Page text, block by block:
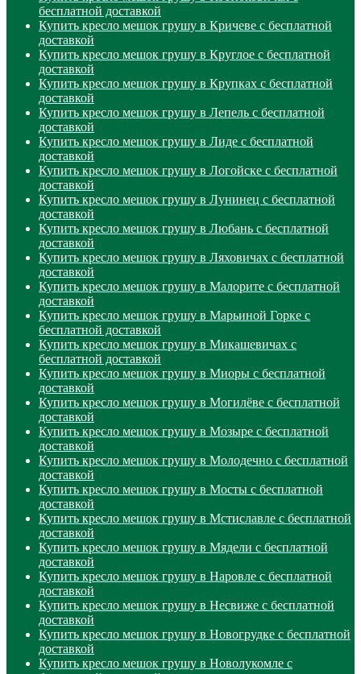
бесплатной доставкой
Купить кресло мешок грушу в Кричеве с бесплатной
доставкой
Купить кресло мешок грушу в Круглое с бесплатной
доставкой
Купить кресло мешок грушу в Крупках с бесплатной
доставкой
Купить кресло мешок грушу в Лепель с бесплатной
доставкой
Купить кресло мешок грушу в Лиде с бесплатной
доставкой
Купить кресло мешок грушу в Логойске с бесплатной
доставкой
Купить кресло мешок грушу в Лунинец с бесплатной
доставкой
Купить кресло мешок грушу в Любань с бесплатной
доставкой
Купить кресло мешок грушу в Ляховичах с бесплатной
доставкой
Купить кресло мешок грушу в Малорите с бесплатной
доставкой
Купить кресло мешок грушу в Марьиной Горке с
бесплатной доставкой
Купить кресло мешок грушу в Микашевичах с
бесплатной доставкой
Купить кресло мешок грушу в Миоры с бесплатной
доставкой
Купить кресло мешок грушу в Могилёве с бесплатной
доставкой
Купить кресло мешок грушу в Мозыре с бесплатной
доставкой
Купить кресло мешок грушу в Молодечно с бесплатной
доставкой
Купить кресло мешок грушу в Мосты с бесплатной
доставкой
Купить кресло мешок грушу в Мстиславле с бесплатной
доставкой
Купить кресло мешок грушу в Мядели с бесплатной
доставкой
Купить кресло мешок грушу в Наровле с бесплатной
доставкой
Купить кресло мешок грушу в Несвиже с бесплатной
доставкой
Купить кресло мешок грушу в Новогрудке с бесплатной
доставкой
Купить кресло мешок грушу в Новолукомле с